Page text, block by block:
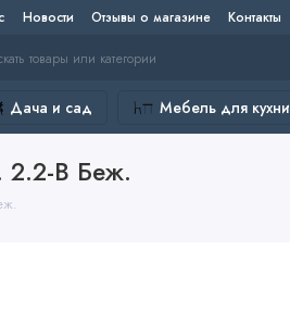
Новости Отзывы о магазине Контакты
Дача и сад Мебель для кухни
2.2-В Беж.